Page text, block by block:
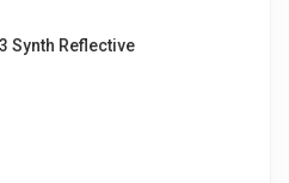
Synth Reflective